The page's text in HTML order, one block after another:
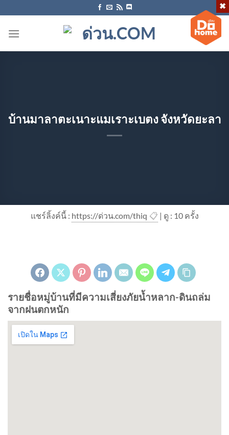
ไป
บ้านมาลาตะเนาะแมเราะเบตง จังหวัดยะลา
แชร์ลิ้งค์นี้ : https://ด่วน.com/thiq 📋 | ดู : 10ครั้ง
รายชื่อหมู่บ้านที่มีความเสี่ยงภัยน้ำหลาก-ดินถล่ม
จากฝนตกหนัก